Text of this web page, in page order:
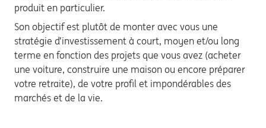
produit en particulier.
Son objectif est plutôt de monter avec vous une
stratégie d’investissement à court, moyen et/ou long
terme en fonction des projets que vous avez (acheter
une voiture, construire une maison ou encore préparer
votre retraite), de votre profil et impondérables des
marchés et de la vie.